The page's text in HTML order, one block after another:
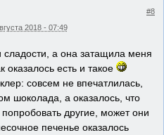
#8
2018 - 07:49
сладости, а она затащила меня
есть и такое
совсем не впечатлилась,
шоколада, а оказалось, что
другие, может они
печенье оказалось